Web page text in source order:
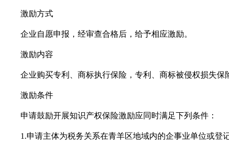
激励方式
企业自愿申报，经审查合格后，给予相应激励。
激励内容
企业购买专利、商标执行保险，专利、商标被侵权损失保
激励条件
申请鼓励开展知识产权保险激励应同时满足下列条件：
1.申请主体为税务关系在青羊区地域内的企事业单位或登